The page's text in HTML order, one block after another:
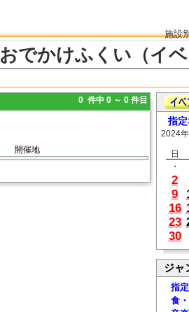
施設
おでかけふくい（イベ
0 件中 0 ～ 0 件目
開催地
指
2024年
日
・
2
9
16
23
30
ジャ
指
食